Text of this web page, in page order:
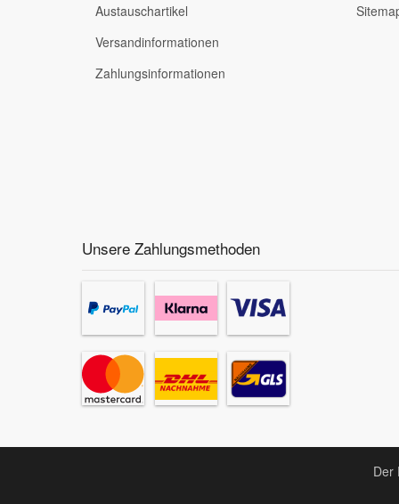
Austauschartikel
Versandinformationen
Zahlungsinformationen
Unsere Zahlungsmethoden
Der